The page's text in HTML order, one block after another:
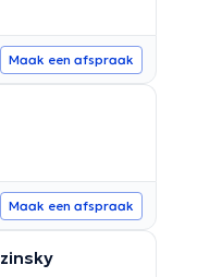
Maak een afspraak
Maak een afspraak